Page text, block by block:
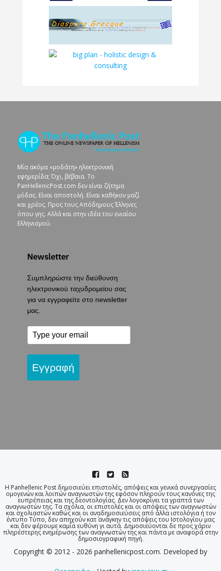
Μία ακόμα «μοδάτη» ηλεκτρονική
εφημερίδα; Όχι, βέβαια. To
PanHellenicPost.com δεν είναι ζήτημα
μόδας. Είναι αποστολή. Είναι καθήκον μαζί
και χρέος. Προς τους Απόδημους Έλληνες
όπου γης. Αλλά και στην ιδέα του ενιαίου
Ελληνισμού.
Newsletter
Συμπληρώστε την διεύθυνση
ηλεκτρονικού ταχυδρομείου σας
για να εγγραφείτε στο newsletter
μας.
Εγγραφή
Η Panhellenic Post δημοσιεύει επιστολές, απόψεις και γενικά συνεργασίες
ομογενών και λοιπών αναγνωστών της εφόσον πληρούν τους κανόνες της
ευπρέπειας και της δεοντολογίας. Δεν λογοκρίνει τα γραπτά των
αναγνωστών της. Τα σχόλια, οι επιστολές και οι απόψεις των αναγνωστών
και σχολιαστών καθώς και οι αναδημοσιεύσεις από άλλα ιστολόγια ή τον
έντυπο Τύπο, δεν απηχούν κατ΄ ανάγκην τις απόψεις του Ιστολογίου μας
και δεν φέρουμε καμία ευθύνη γι αυτά. Δημοσιεύονται δε προς χάριν
πληρέστερης ενημέρωσης των αναγνωστών της και πάντα με αναφορά στην
δημοσιογραφική πηγή.
Copyright © 2012 - 2026 panhellenicpost.com. Developed by